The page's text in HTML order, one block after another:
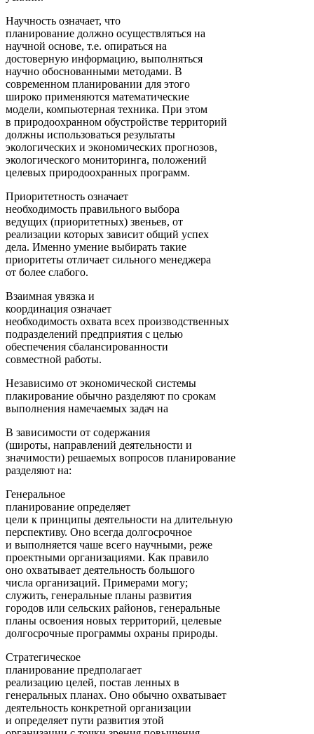
Научность означает, что
планирование должно осуществляться на
научной основе, т.е. опираться на
достоверную информацию, выполняться
научно обоснованными методами. В
современном планировании для этого
широко применяются математические
модели, компьютерная техника. При этом
в природоохранном обустройстве территорий
должны использоваться результаты
экологических и экономических прогнозов,
экологического мониторинга, положений
целевых природоохранных программ.
Приоритетность означает
необходимость правильного выбора
ведущих (приоритетных) звеньев, от
реализации которых зависит общий успех
дела. Именно умение выбирать такие
приоритеты отличает сильного менеджера
от более слабого.
Взаимная увязка и
координация означает
необходимость охвата всех производственных
подразделений предприятия с целью
обеспечения сбалансированности
совместной работы.
Независимо от экономической системы
плакирование обычно разделяют по срокам
выполнения намечаемых задач на
В зависимости от содержания
(широты, направлений деятельности и
значимости) решаемых вопросов планирование
разделяют на:
Генеральное
планирование определяет
цели к принципы деятельности на длительную
перспективу. Оно всегда долгосрочное
и выполняется чаше всего научными, реже
проектными организациями. Как правило
оно охватывает деятельность большого
числа организаций. Примерами могу;
служить, генеральные планы развития
городов или сельских районов, генеральные
планы освоения новых территорий, целевые
долгосрочные программы охраны природы.
Стратегическое
планирование предполагает
реализацию целей, постав ленных в
генеральных планах. Оно обычно охватывает
деятельность конкретной организации
и определяет пути развития этой